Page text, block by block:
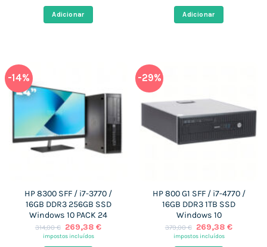
era:
287,00 €.
Adicionar
era:
399,00 €.
Adicionar
-14%
HP 8300 SFF / i7-3770 /
16GB DDR3 256GB SSD
Windows 10 PACK 24
314,00€ O
preço
269,38€O
impostos incluídos
-29%
HP 800 G1 SFF / i7-4770 /
16GB DDR3 1TB SSD
Windows 10
379,00€ O
preço
269,38€O
impostos incluídos